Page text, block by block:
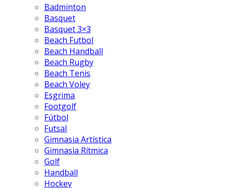
Badminton
Basquet
Basquet 3×3
Beach Futbol
Beach Handball
Beach Rugby
Beach Tenis
Beach Voley
Esgrima
Footgolf
Fútbol
Futsal
Gimnasia Artística
Gimnasia Rítmica
Golf
Handball
Hockey